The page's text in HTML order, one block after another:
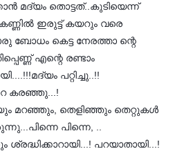
മദ്യം തൊട്ടത്..കുടിയെന്ന്
ഇരുട്ട് കയറും വരെ
കെട്ട നേരത്താ ന്റെ
എന്റെ രണ്ടാം
പറ്റിച്ചു..!!
കരഞ്ഞു...!
മറഞ്ഞും, തെളിഞ്ഞും തെറ്റുകൾ
പിന്നെ, ..
പറയാതായി...!